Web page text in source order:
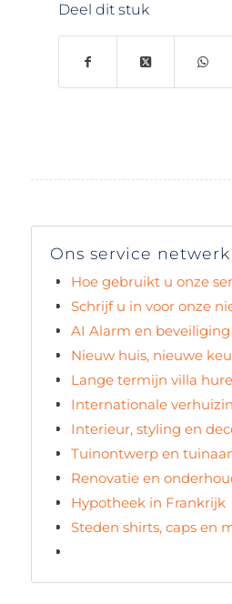
Deel dit stuk
Ons service netwerk
Hoe gebruikt u onze
Schrijf u in voor onze
AI Alarm en beveiliging
Nieuw huis, nieuwe
Lange termijn villa
Internationale
Interieur, styling en
Tuinontwerp en
Renovatie en
Hypotheek in Frankrijk
Steden shirts, caps en